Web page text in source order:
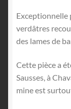
Exceptionnelle
verdâtres
des lames de
Cette pièce a
Sausses, à
mine est